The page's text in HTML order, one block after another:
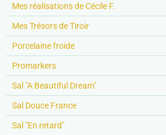
Mes réalisations de Cécile F.
Mes Trésors de Tiroir
Porcelaine froide
Promarkers
Sal "A Beautiful Dream"
Sal Douce France
Sal "En retard"